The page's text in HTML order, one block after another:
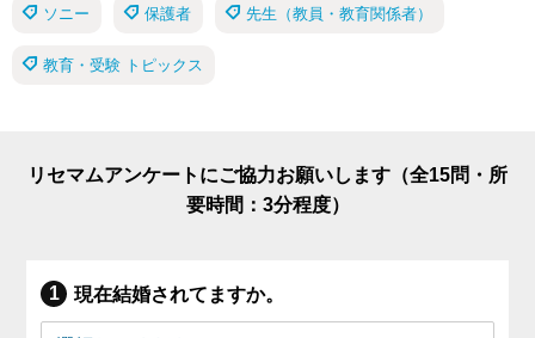
ソニー 保護者 先生（教員・教育関係者）
教育・受験 トピックス
リセマムアンケートにご協力お願いします（全15問・所
要時間：3分程度）
現在結婚されてますか。